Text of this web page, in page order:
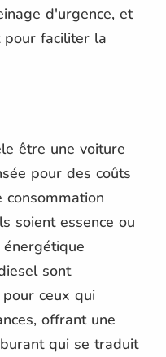
d'urgence, et
pour faciliter la
être une voiture
pour des coûts
soient essence ou
sont
ceux qui
offrant une
qui se traduit